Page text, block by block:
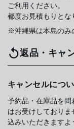
ご利用ください。
都度お見積もりとな
※沖縄県は本島のみ
返品・キャ
キャンセルにつ
予約品・在庫品を
はお受けしており
込みいただきますよ